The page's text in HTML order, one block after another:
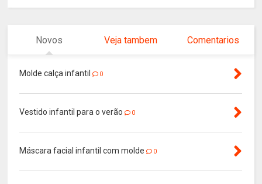
Novos Veja tambem Comentarios
Molde calça infantil 0
Vestido infantil para o verão 0
Máscara facial infantil com molde 0